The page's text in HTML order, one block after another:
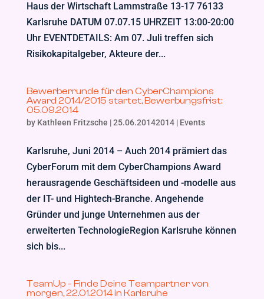
Haus der Wirtschaft Lammstraße 13-17 76133
Karlsruhe DATUM 07.07.15 UHRZEIT 13:00-20:00
Uhr EVENTDETAILS: Am 07. Juli treffen sich
Risikokapitalgeber, Akteure der...
Bewerberrunde für den CyberChampions
Award 2014/2015 startet, Bewerbungsfrist:
05.09.2014
by Kathleen Fritzsche |25.06.20142014| Events
Karlsruhe, Juni 2014 – Auch 2014 prämiert das
CyberForum mit dem CyberChampions Award
herausragende Geschäftsideen und -modelle aus
der IT- und Hightech-Branche. Angehende
Gründer und junge Unternehmen aus der
erweiterten TechnologieRegion Karlsruhe können
sich bis...
TeamUp – Finde Deine Teampartner von
morgen, 22.01.2014 in Karlsruhe